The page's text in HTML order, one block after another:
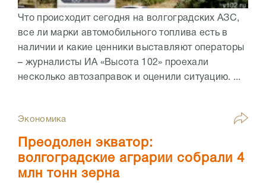
Что происходит сегодня на волгоградских АЗС,
все ли марки автомобильного топлива есть в
наличии и какие ценники выставляют операторы
– журналисты ИА «Высота 102» проехали
несколько автозаправок и оценили ситуацию. ...
Экономика
Преодолен экватор:
волгоградские аграрии собрали 4
млн тонн зерна